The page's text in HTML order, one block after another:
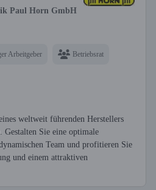
Paul Horn GmbH
Arbeitgeber Betriebsrat
weltweit führenden Herstellers
Gestalten Sie eine optimale
Team und profitieren Sie
und einem attraktiven